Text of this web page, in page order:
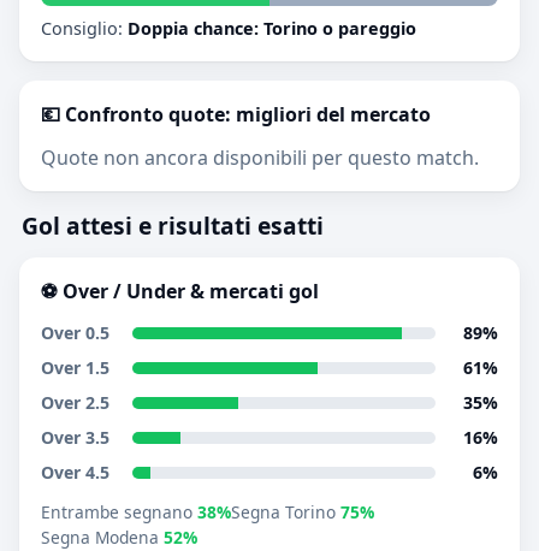
Consiglio: Doppia chance: Torino o pareggio
💶 Confronto quote: migliori del mercato
Quote non ancora disponibili per questo match.
Gol attesi e risultati esatti
⚽ Over / Under & mercati gol
Over 0.5
89%
Over 1.5
61%
Over 2.5
35%
Over 3.5
16%
Over 4.5
6%
Entrambe segnano 38%Segna Torino 75%
Segna Modena 52%